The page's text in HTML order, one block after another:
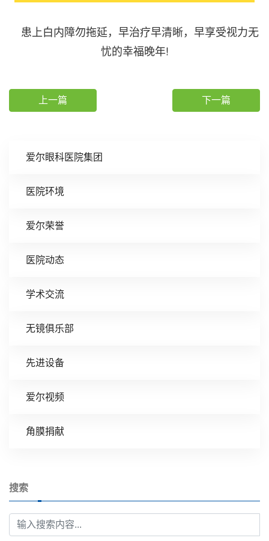
爱尔眼科医院集团
医院环境
爱尔荣誉
医院动态
学术交流
无镜俱乐部
先进设备
爱尔视频
角膜捐献
搜索
患上白内障勿拖延，早治疗早清晰，早享受视力无
忧的幸福晚年!
上一篇 下一篇